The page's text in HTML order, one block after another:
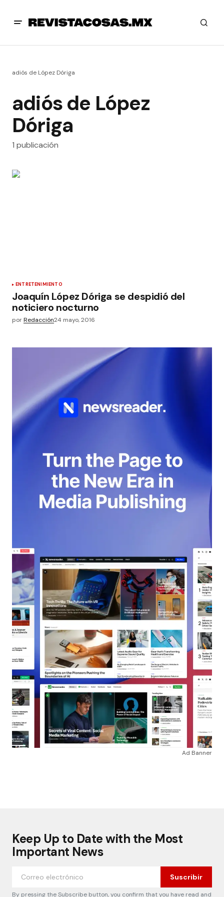
adiós de López Dóriga
adiós de López
Dóriga
1 publicación
ENTRETENIMIENTO
Joaquín López Dóriga se despidió del
noticiero nocturno
porRedacción24 mayo, 2016
Ad Banner
Keep Up to Date with the Most
Important News
Suscribir
By pressing the Subscribe button, you confirm that you have read and